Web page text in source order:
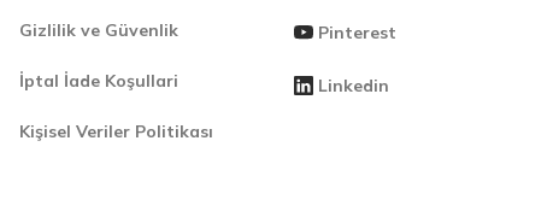
Gizlilik ve Güvenlik
İptal İade Koşullari
Kişisel Veriler Politikası
Pinterest
Linkedin